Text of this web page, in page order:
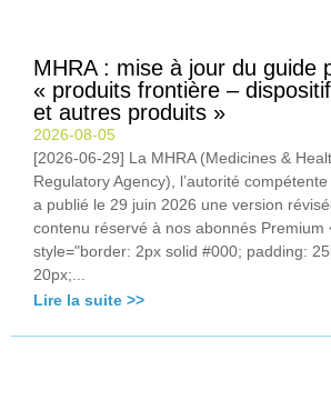
MHRA : mise à jour du guide
« produits frontière –
et autres produits »
2026-08-05
[2026-06-29] La MHRA (Medicines &
Regulatory Agency), l’autorité
a publié le 29 juin 2026 une version
contenu réservé à nos abonnés Premium
style="border: 2px solid #000; padding:
20px;...
Lire la suite >>